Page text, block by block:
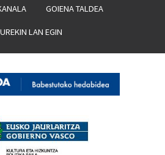
GOIENA TALDEA
LAN EGIN